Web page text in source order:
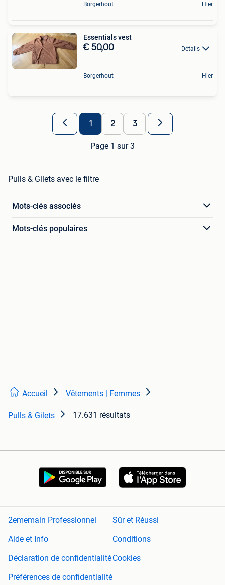
Borgerhout Hier
Essentials vest
€ 50,00 Détails
Borgerhout Hier
1 2 3
Page 1 sur 3
Pulls & Gilets avec le filtre
Mots-clés associés
Mots-clés populaires
Accueil Vêtements | Femmes
Pulls & Gilets 17.631 résultats
2ememain Professionnel
Sûr et Réussi
Aide et Info
Conditions
Déclaration de confidentialitéCookies
Préférences de confidentialité